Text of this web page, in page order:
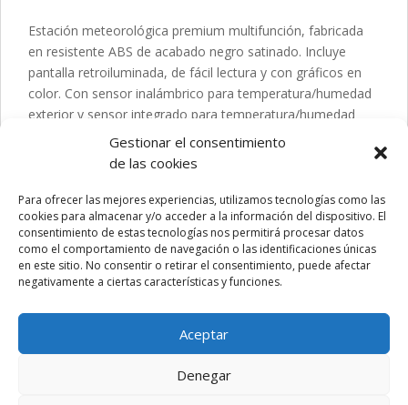
Gestionar el consentimiento
de las cookies
Para ofrecer las mejores experiencias, utilizamos tecnologías como las
cookies para almacenar y/o acceder a la información del dispositivo. El
consentimiento de estas tecnologías nos permitirá procesar datos
como el comportamiento de navegación o las identificaciones únicas
en este sitio. No consentir o retirar el consentimiento, puede afectar
negativamente a ciertas características y funciones.
Aceptar
Denegar
Estación meteorológica premium multifunción, fabricada
en resistente ABS de acabado negro satinado. Incluye
pantalla retroiluminada, de fácil lectura y con gráficos en
color. Con sensor inalámbrico para temperatura/humedad
exterior y sensor integrado para temperatura/humedad
interior. Funciones alarma y calendario, con APP disponible
-compatible con iOS/ Android- para control remoto a
corriente y cable USB incluido de 1 m de largo, con soporte
para montaje en la pared. Sensor externo con alimentación
a pilas (2xAAA no incluidas). Presentación en caja individual
de diseño kraft, con manual de instrucciones en español e
inglés.
PRODUCTOS RELACIONADOS